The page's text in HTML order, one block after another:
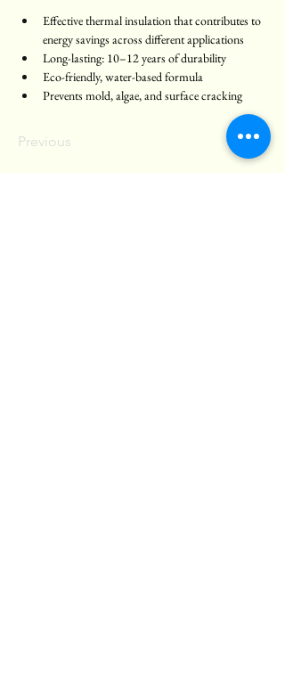
Effective thermal insulation that contributes to
energy savings across different applications
Long-lasting: 10–12 years of durability
Eco-friendly, water-based formula
Prevents mold, algae, and surface cracking
Previous